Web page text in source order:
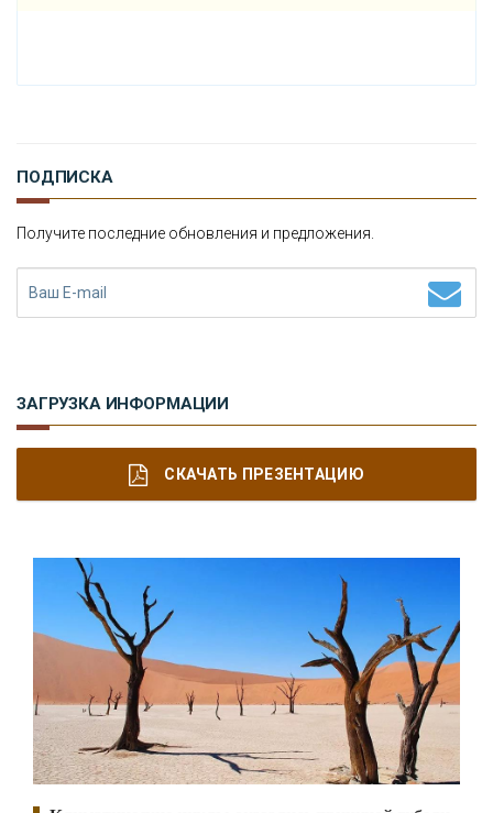
О
КЛОНИРОВАНИЕ
Н ОВЫЕ ТЕХНОЛОГИИ
П РОГНОЗЫ И ПРОРОЧЕСТВА
ВИДЕО НОВОСТИ
И
ОКОМПАНИИ
НОВОСТИ
ОНТАКТЫ
ПОДПИСКА
Получите последние обновления и предложения.
ЗАГРУЗКА ИНФОРМАЦИИ
СКАЧАТЬ ПРЕЗЕНТАЦИЮ